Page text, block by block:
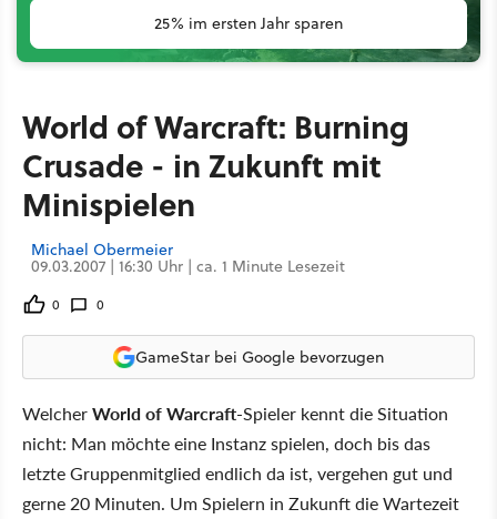
25% im ersten Jahr sparen
World of Warcraft: Burning
Crusade - in Zukunft mit
Minispielen
Michael Obermeier
09.03.2007 | 16:30 Uhr | ca. 1 Minute Lesezeit
0 0
GameStar bei Google bevorzugen
WelcherWorld of Warcraft-Spieler kennt die Situation
nicht: Man möchte eine Instanz spielen, doch bis das
letzte Gruppenmitglied endlich da ist, vergehen gut und
gerne 20 Minuten. Um Spielern in Zukunft die Wartezeit